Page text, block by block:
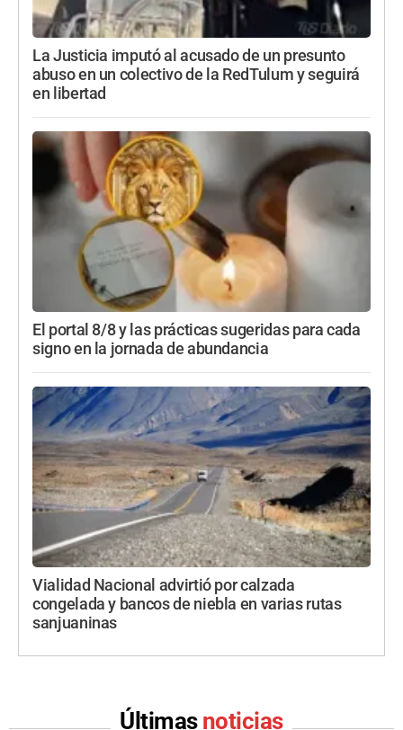
La Justicia imputó al acusado de un presunto
abuso en un colectivo de la RedTulum y seguirá
en libertad
El portal 8/8 y las prácticas sugeridas para cada
signo en la jornada de abundancia
Vialidad Nacional advirtió por calzada
congelada y bancos de niebla en varias rutas
sanjuaninas
Últimas noticias